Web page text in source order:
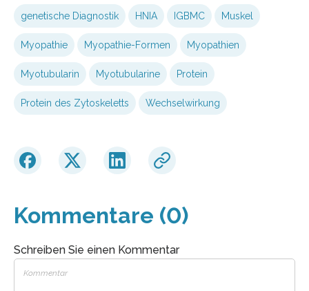
genetische Diagnostik HNIA IGBMC Muskel
Myopathie Myopathie-Formen Myopathien
Myotubularin Myotubularine Protein
Protein des Zytoskeletts Wechselwirkung
Kommentare (0)
Schreiben Sie einen Kommentar